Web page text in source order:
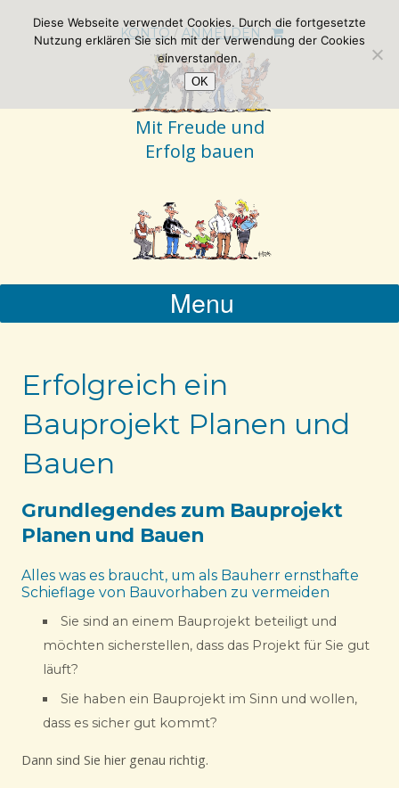
KONTO/ ANMELDEN
Mit Freude und
Erfolg bauen
Menu
Erfolgreich ein
Bauprojekt Planen und
Bauen
Grundlegendes zum Bauprojekt
Planen und Bauen
Alles was es braucht, um als Bauherr ernsthafte
Schieflage von Bauvorhaben zu vermeiden
Sie sind an einem Bauprojekt beteiligt und
möchten sicherstellen, dass das Projekt für Sie gut
läuft?
Sie haben ein Bauprojekt im Sinn und wollen,
dass es sicher gut kommt?
Dann sind Sie hier genau richtig.
Diese Webseite verwendet Cookies. Durch die fortgesetzte
Nutzung erklären Sie sich mit der Verwendung der Cookies
einverstanden.
OK